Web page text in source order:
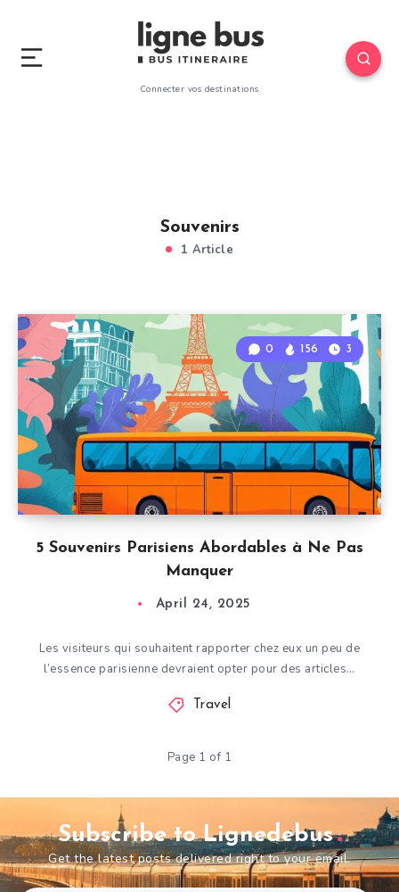
Connecter vos destinations
Souvenirs
1 Article
5 Souvenirs Parisiens Abordables à Ne Pas
Manquer
0 156 3
April 24, 2025
Les visiteurs qui souhaitent rapporter chez eux un peu de
l’essence parisienne devraient opter pour des articles…
Travel
Page 1 of 1
Subscribe to Lignedebus
Get the latest posts delivered right to your email.